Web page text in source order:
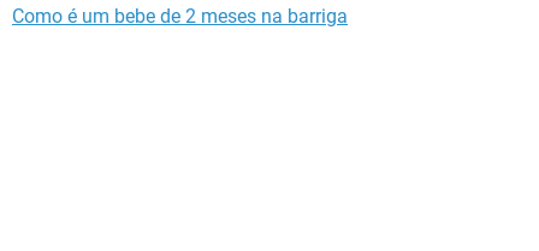
Como é um bebe de 2 meses na barriga